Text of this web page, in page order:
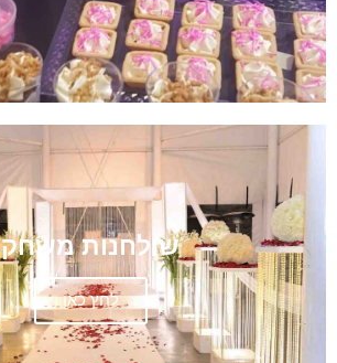
שולחנות משחק
לחץ כאן